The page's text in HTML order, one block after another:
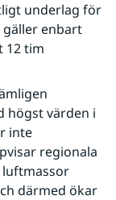
underlag för
gäller enbart
12 tim
högst värden i
inte
regionala
därmed ökar